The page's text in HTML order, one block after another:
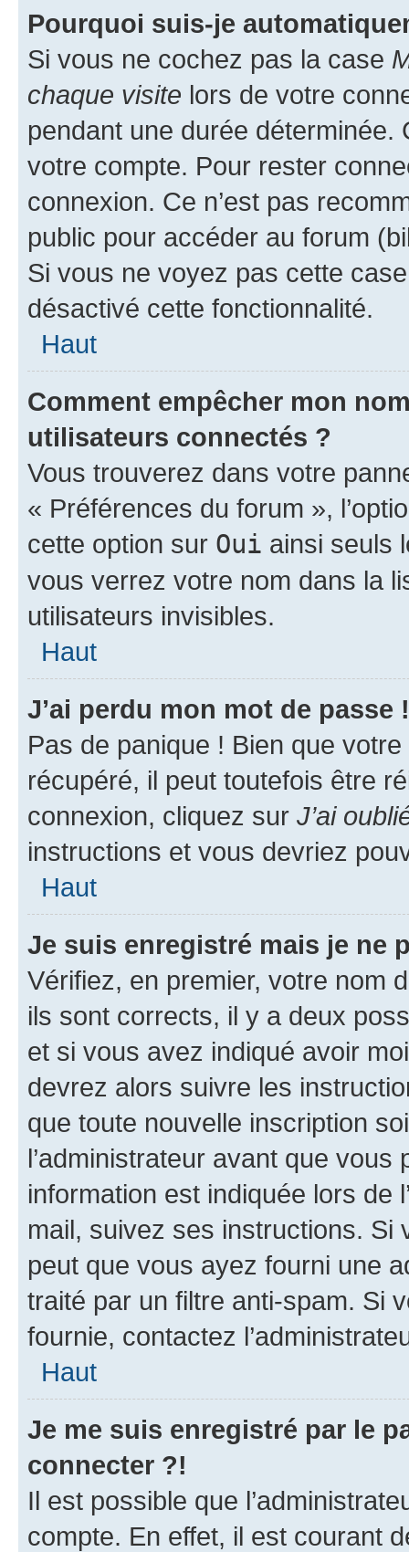
Pourquoi suis-je
Si vous ne cochez pas la case
chaque visite lors de votre
pendant une durée déterminée.
votre compte. Pour rester
connexion. Ce n’est pas
public pour accéder au forum
Si vous ne voyez pas cette
désactivé cette fonctionnalité.
Haut
Comment empêcher mon
utilisateurs connectés ?
Vous trouverez dans votre
« Préférences du forum »,
cette option sur Oui ainsi seuls
vous verrez votre nom dans la
utilisateurs invisibles.
Haut
J’ai perdu mon mot de passe !
Pas de panique ! Bien que
récupéré, il peut toutefois être
connexion, cliquez sur J’ai
instructions et vous devriez
Haut
Je suis enregistré mais je ne
Vérifiez, en premier, votre nom
ils sont corrects, il y a deux
et si vous avez indiqué avoir
devrez alors suivre les
que toute nouvelle inscription
l’administrateur avant que
information est indiquée lors de
mail, suivez ses instructions. Si
peut que vous ayez fourni une
traité par un filtre anti-spam. Si
fournie, contactez
Haut
Je me suis enregistré par le
connecter ?!
Il est possible que
compte. En effet, il est courant